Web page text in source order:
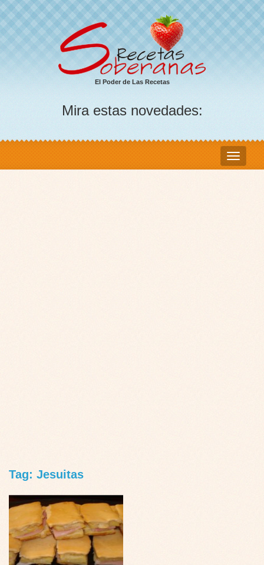
El Poder de Las Recetas
Mira estas novedades:
Tag: Jesuitas